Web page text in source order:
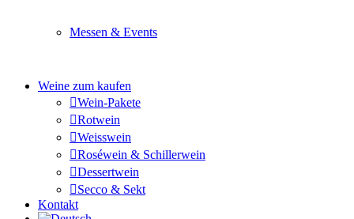
Messen & Events
Weine zum kaufen
Wein-Pakete
Rotwein
Weisswein
Roséwein & Schillerwein
Dessertwein
Secco & Sekt
Kontakt